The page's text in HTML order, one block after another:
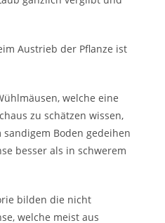
Austrieb der Pflanze ist
welche eine
zu schätzen wissen,
Boden gedeihen
besser als in schwerem
bilden die nicht
welche meist aus